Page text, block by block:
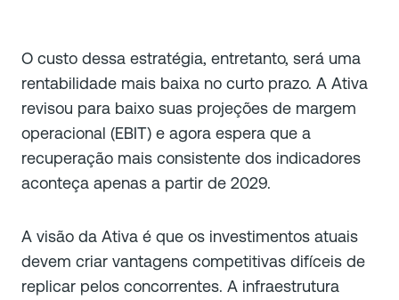
O custo dessa estratégia, entretanto, será uma
rentabilidade mais baixa no curto prazo. A Ativa
revisou para baixo suas projeções de margem
operacional (EBIT) e agora espera que a
recuperação mais consistente dos indicadores
aconteça apenas a partir de 2029.
A visão da Ativa é que os investimentos atuais
devem criar vantagens competitivas difíceis de
replicar pelos concorrentes. A infraestrutura